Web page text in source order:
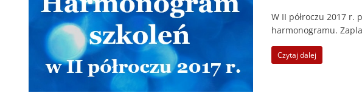
W II półroczu 2017 r.
harmonogramu.
Czytaj dalej